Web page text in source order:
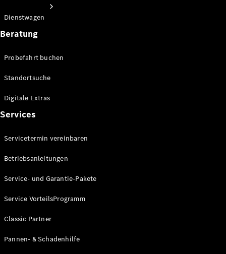
Neuwagen
Privatkunden
Angebote
Aktionen
Finanzierung
Geschäftskunden
Sterne
Dienstwagen
Beratung
Probefahrt buchen
Standortsuche
Digitale Extras
Services
Servicetermin vereinbaren
Betriebsanleitungen
Service- und Garantie-Pakete
Service VorteilsProgramm
Classic Partner
Pannen- & Schadenhilfe